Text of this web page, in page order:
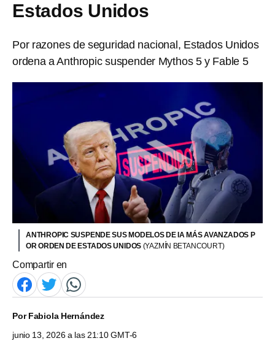
Estados Unidos
Por razones de seguridad nacional, Estados Unidos
ordena a Anthropic suspender Mythos 5 y Fable 5
ANTHROPIC SUSPENDE SUS MODELOS DE IA MÁS AVANZADOS P
OR ORDEN DE ESTADOS UNIDOS (YAZMÍN BETANCOURT)
Compartir en
PorFabiola Hernández
junio 13, 2026 a las 21:10 GMT-6